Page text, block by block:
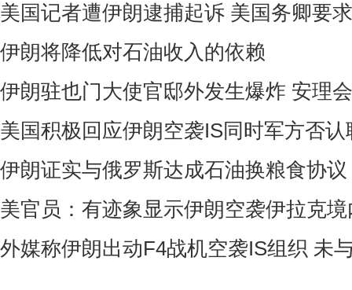
美国记者遭伊朗逮捕起诉 美国务卿要
伊朗将降低对石油收入的依赖
伊朗驻也门大使官邸外发生爆炸 安理
美国积极回应伊朗空袭IS同时军方否认
伊朗证实与俄罗斯达成石油换粮食协议
美官员：有迹象显示伊朗空袭伊拉克
外媒称伊朗出动F4战机空袭IS组织 未